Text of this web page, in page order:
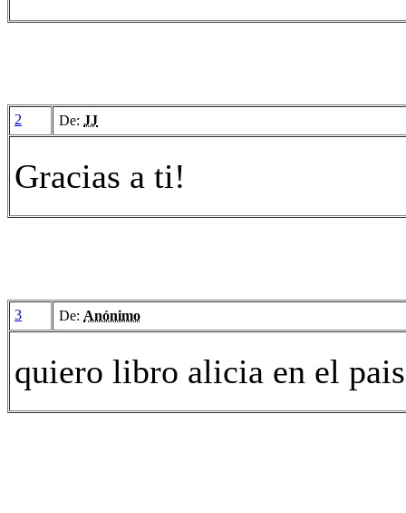
2 De: JJ
Gracias a ti!
3 De: Anónimo
quiero libro alicia en el